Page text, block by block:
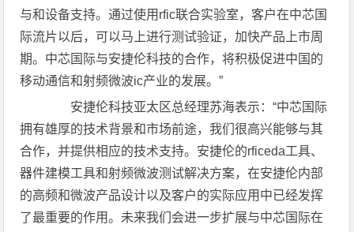
与和设备支持。通过使用rfic联合实验室，客户在中芯国
际流片以后，可以马上进行测试验证，加快产品上市周
期。中芯国际与安捷伦科技的合作，将积极促进中国的
移动通信和射频微波ic产业的发展。”
安捷伦科技亚太区总经理苏海表示：“中芯国际
拥有雄厚的技术背景和市场前途，我们很高兴能够与其
合作，并提供相应的技术支持。安捷伦的rficeda工具、
器件建模工具和射频微波测试解决方案，在安捷伦内部
的高频和微波产品设计以及客户的实际应用中已经发挥
了最重要的作用。未来我们会进一步扩展与中芯国际在